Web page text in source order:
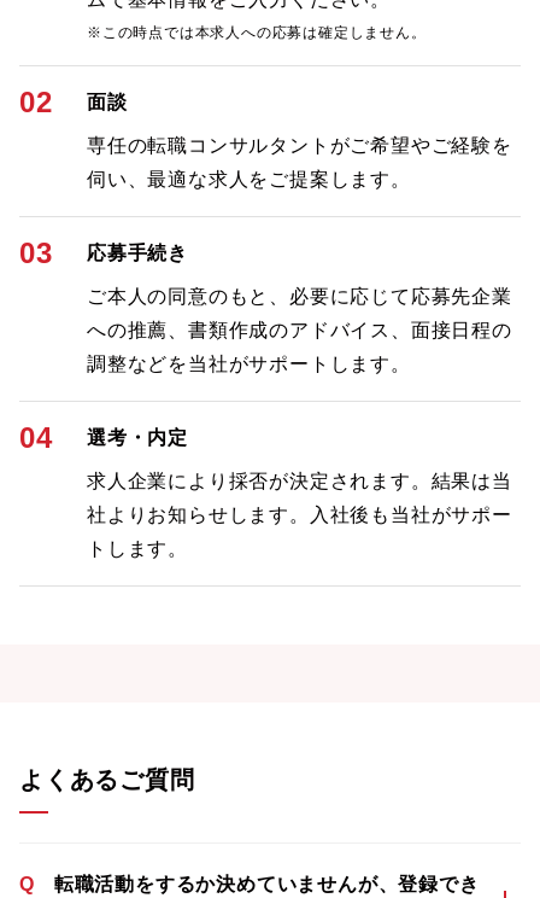
※この時点では本求人への応募は確定しません。
02 面談
専任の転職コンサルタントがご希望やご経験を
伺い、最適な求人をご提案します。
03 応募手続き
ご本人の同意のもと、必要に応じて応募先企業
への推薦、書類作成のアドバイス、面接日程の
調整などを当社がサポートします。
04 選考・内定
求人企業により採否が決定されます。結果は当
社よりお知らせします。入社後も当社がサポー
トします。
よくあるご質問
Q
転職活動をするか決めていませんが、登録でき